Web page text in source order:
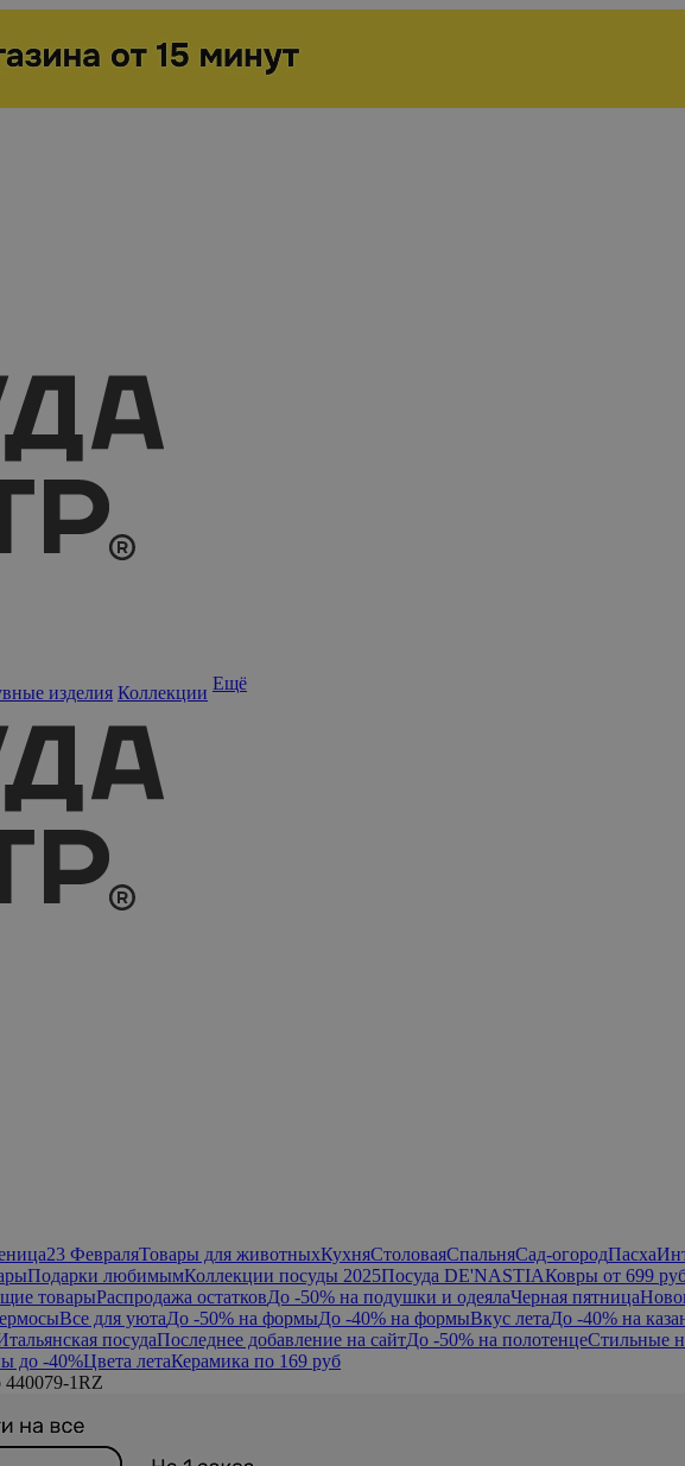
изделия Коллекции Ещё
23 ФевраляТовары для животныхКухняСтоловаяСпальняСад-огородПасха
Подарки любимымКоллекции посуды 2025Посуда DE'NASTIAКовры от 699
товарыРаспродажа остатковДо -50% на подушки и одеялаЧерная пятница
Все для уютаДо -50% на формыДо -40% на формыВкус летаДо -40% на
посудаПоследнее добавление на сайтДо -50% на полотенцеСтильные
до -40%Цвета летаКерамика по 169 руб
1RZ